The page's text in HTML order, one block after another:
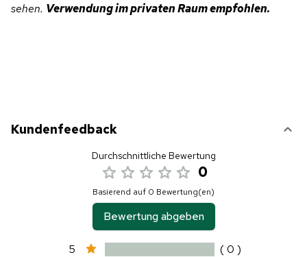
sehen. Verwendung im privaten Raum empfohlen.
Kundenfeedback
Durchschnittliche Bewertung
0
Basierend auf 0 Bewertung(en)
Bewertung abgeben
5
( 0 )